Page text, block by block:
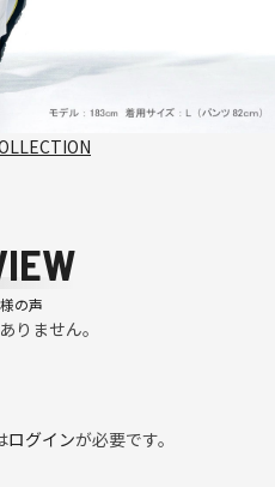
の声
りません。
ログインが必要です。